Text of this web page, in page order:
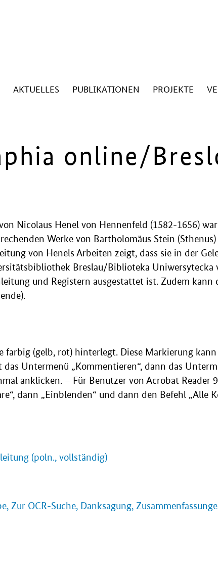
AKTUELLES PUBLIKATIONEN PROJEKTE
online/
Nicolaus Henel von Hennenfeld (1582-1656)
Werke von Bartholomäus Stein
von Henels Arbeiten zeigt, dass sie in der
Breslau/Biblioteka Uniwersytecka
und Registern ausgestattet ist. Zudem kann
farbig (gelb, rot) hinterlegt. Diese Markierung
Untermenü „Kommentieren“, dann das
anklicken. – Für Benutzer von Acrobat Reader
dann „Einblenden“ und dann den Befehl „Alle
(poln., vollständig)
Zur OCR-Suche, Danksagung,